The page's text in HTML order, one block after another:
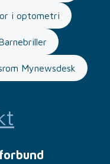
i optometri
Mynewsdesk